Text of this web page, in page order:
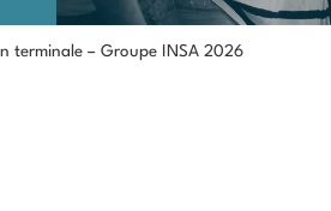
terminale – Groupe INSA 2026